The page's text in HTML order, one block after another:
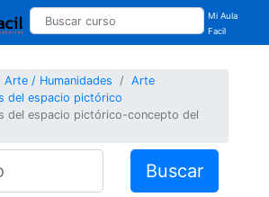
Mi Aula
Facil
Arte / Humanidades
Arte
del espacio pictórico
del espacio pictórico-concepto del
Buscar